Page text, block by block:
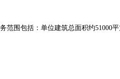
范围包括：单位建筑总面积约51000